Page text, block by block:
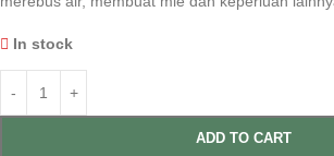
In stock
ADD TO CART